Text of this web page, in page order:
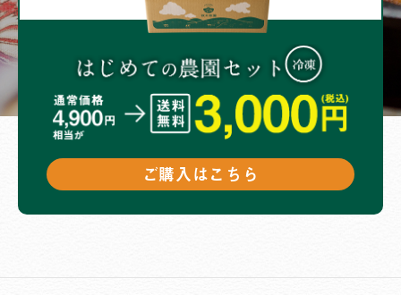
ご購入はこちら